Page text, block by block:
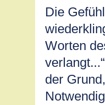
Die
Worten
der